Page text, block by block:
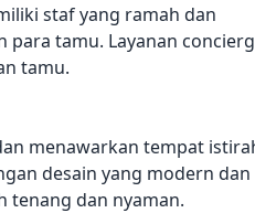
staf yang ramah dan
tamu. Layanan
tamu.
menawarkan tempat
desain yang modern dan
tenang dan nyaman.